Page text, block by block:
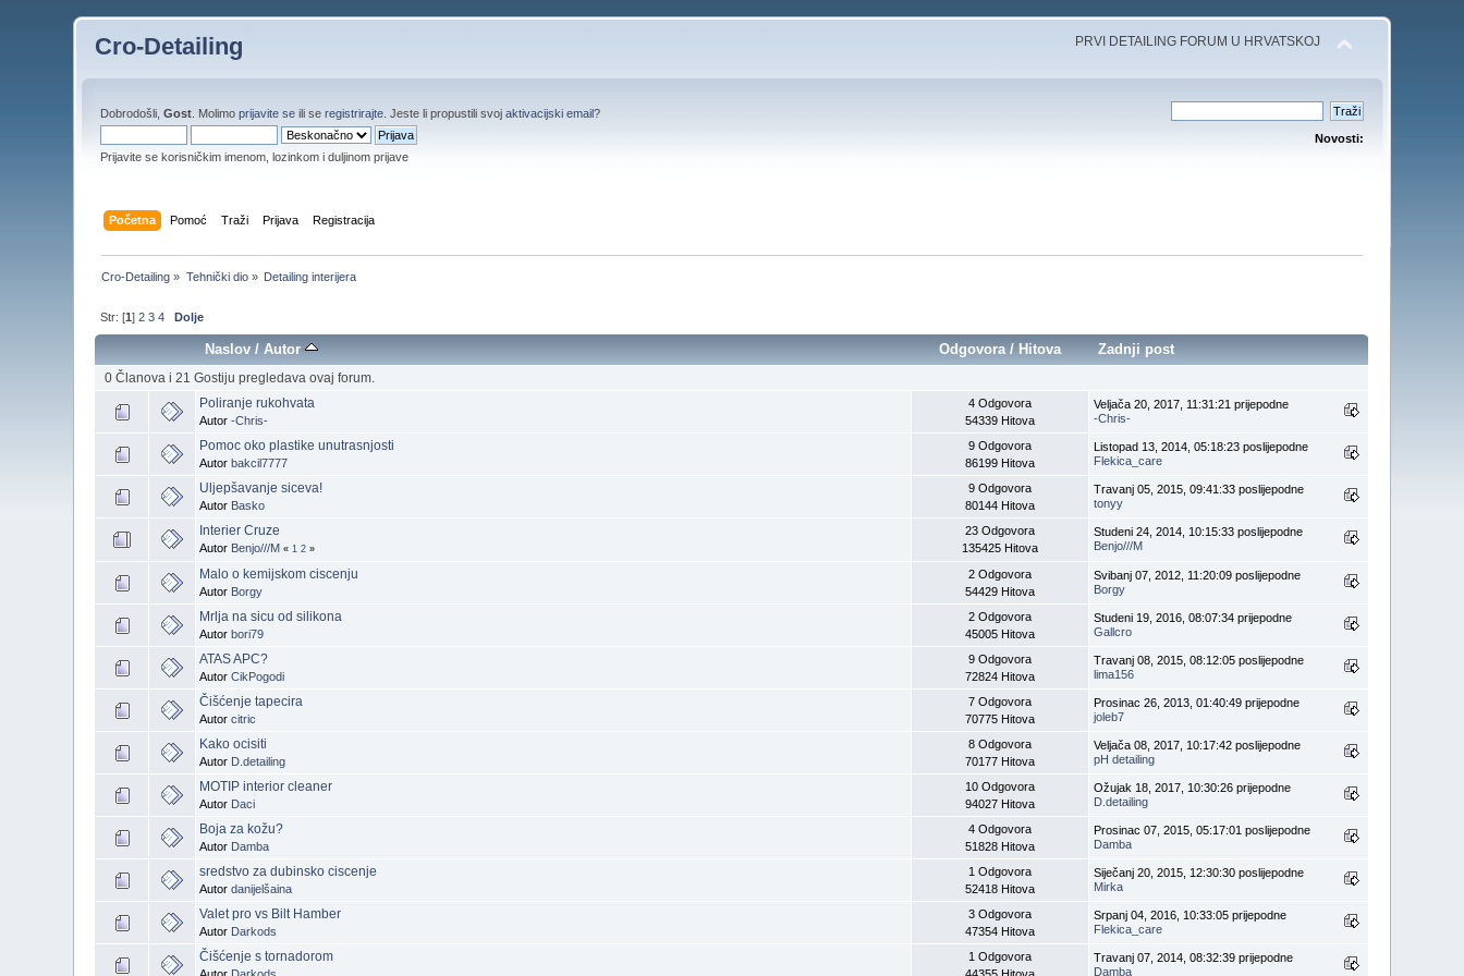
Cro-Detailing PRVI DETAILING FORUM U HRVATSKOJ
Dobrodošli,Gost . Molimoprijavite se ili seregistrirajte . Jeste li propustili svojaktivacijski email?
Prijavite se korisničkim imenom, lozinkom i duljinom prijave
Novosti:
Početna Pomoć Traži Prijava Registracija
Cro-Detailing » Tehnički dio» Detailing interijera
Str: [1]2 3 4 Dolje
Naslov /Autor Odgovora/ Hitova Zadnji post
0 Članova i 21 Gostiju pregledava ovaj forum.
Poliranje rukohvata
Autor-Chris-
4 Odgovora
54339 Hitova
Veljača 20, 2017, 11:31:21 prijepodne
-Chris-
Pomoc oko plastike unutrasnjosti
Autorbakcil7777
9 Odgovora
86199 Hitova
Listopad 13, 2014, 05:18:23 poslijepodne
Flekica_care
Uljepšavanje siceva!
Autor Basko
9 Odgovora
80144 Hitova
Travanj 05, 2015, 09:41:33 poslijepodne
tonyy
Interier Cruze
Autor Benjo///M « 1 2 »
23 Odgovora
135425 Hitova
Studeni 24, 2014, 10:15:33 poslijepodne
Benjo///M
Malo o kemijskom ciscenju
Autor Borgy
2 Odgovora
54429 Hitova
Svibanj 07, 2012, 11:20:09 poslijepodne
Borgy
Mrlja na sicu od silikona
Autorbori79
2 Odgovora
45005 Hitova
Studeni 19, 2016, 08:07:34 prijepodne
Gallcro
ATAS APC?
AutorCikPogodi
9 Odgovora
72824 Hitova
Travanj 08, 2015, 08:12:05 poslijepodne
lima156
Čišćenje tapecira
Autorcitric
7 Odgovora
70775 Hitova
Prosinac 26, 2013, 01:40:49 prijepodne
joleb7
Kako ocisiti
Autor D.detailing
8 Odgovora
70177 Hitova
Veljača 08, 2017, 10:17:42 poslijepodne
pH detailing
MOTIP interior cleaner
Autor Daci
10 Odgovora
94027 Hitova
Ožujak 18, 2017, 10:30:26 prijepodne
D.detailing
Boja za kožu?
Autor Damba
4 Odgovora
51828 Hitova
Prosinac 07, 2015, 05:17:01 poslijepodne
Damba
sredstvo za dubinsko ciscenje
Autordanijelšaina
1 Odgovora
52418 Hitova
Siječanj 20, 2015, 12:30:30 poslijepodne
Mirka
Valet pro vs Bilt Hamber
Autor Darkods
3 Odgovora
47354 Hitova
Srpanj 04, 2016, 10:33:05 prijepodne
Flekica_care
Čišćenje s tornadorom
Autor Darkods
1 Odgovora
44355 Hitova
Travanj 07, 2014, 08:32:39 prijepodne
Damba